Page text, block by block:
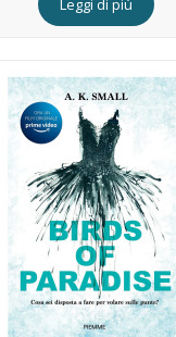
Leggi di più